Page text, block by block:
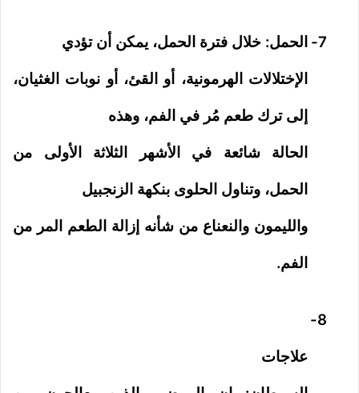
7-
الحمل: خلال فترة الحمل، يمكن أن تؤدي
الإختلالات الهرمونية، أو القئ، أو نوبات الغثيان،
إلى ترك طعم مُر في الفم، وهذه
الحالة شائعة في الأشهر الثلاثة الأولى من
الحمل، وتناول الحلوى بنكهة الزنجبيل
والليمون والنعناع من شأنه إزالة الطعم المر من
الفم.
8-
علاجات